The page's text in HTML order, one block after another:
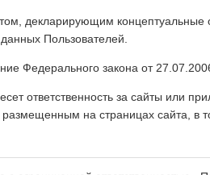
декларирующим
Пользователей.
Федерального закона от
ответственность за сайты или
на страницах сайта, в